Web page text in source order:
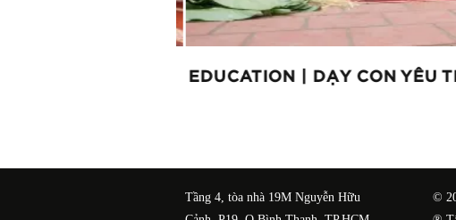
EDUCATION | DẠY CON YÊU
Tầng 4, tòa nhà 19M Nguyễn Hữu
©